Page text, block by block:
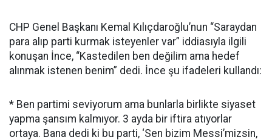
CHP Genel Başkanı Kemal Kılıçdaroğlu’nun “Saraydan
para alıp parti kurmak isteyenler var” iddiasıyla ilgili
konuşan İnce, “Kastedilen ben değilim ama hedef
alınmak istenen benim” dedi. İnce şu ifadeleri kullandı:
* Ben partimi seviyorum ama bunlarla birlikte siyaset
yapma şansım kalmıyor. 3 ayda bir iftira atıyorlar
ortaya. Bana dedi ki bu parti, ‘Sen bizim Messi’mizsin,